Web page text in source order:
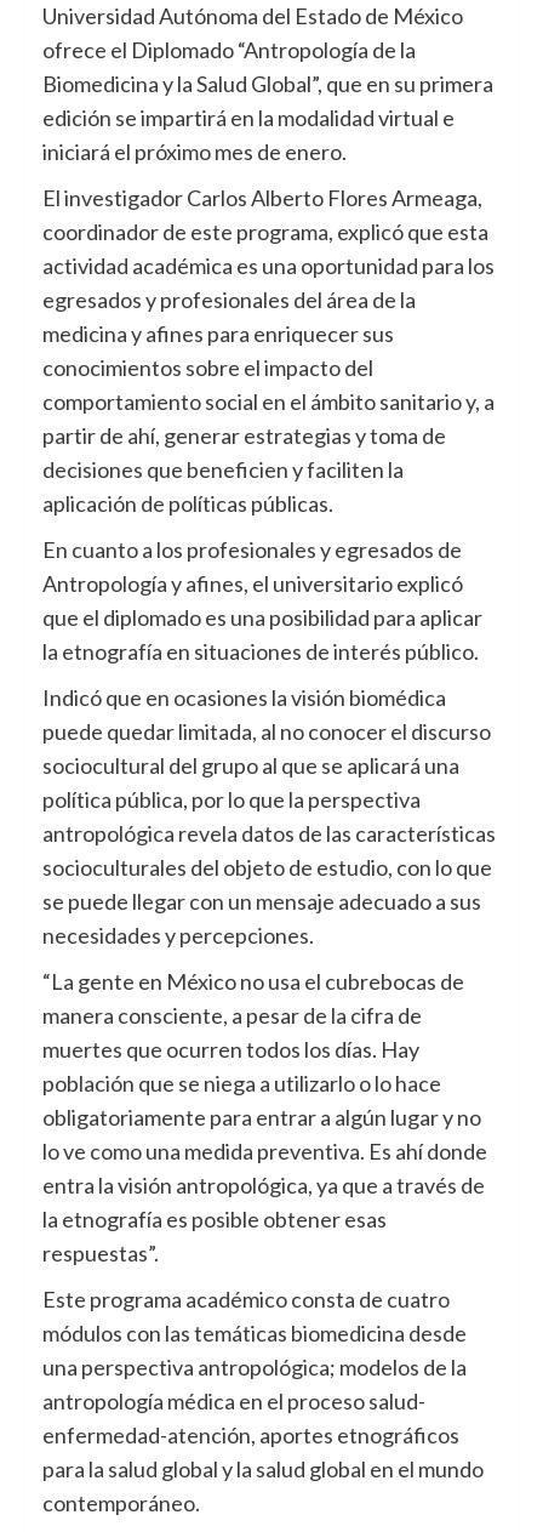
Universidad Autónoma del Estado de México
ofrece el Diplomado “Antropología de la
Biomedicina y la Salud Global”, que en su primera
edición se impartirá en la modalidad virtual e
iniciará el próximo mes de enero.
El investigador Carlos Alberto Flores Armeaga,
coordinador de este programa, explicó que esta
actividad académica es una oportunidad para los
egresados y profesionales del área de la
medicina y afines para enriquecer sus
conocimientos sobre el impacto del
comportamiento social en el ámbito sanitario y, a
partir de ahí, generar estrategias y toma de
decisiones que beneficien y faciliten la
aplicación de políticas públicas.
En cuanto a los profesionales y egresados de
Antropología y afines, el universitario explicó
que el diplomado es una posibilidad para aplicar
la etnografía en situaciones de interés público.
Indicó que en ocasiones la visión biomédica
puede quedar limitada, al no conocer el discurso
sociocultural del grupo al que se aplicará una
política pública, por lo que la perspectiva
antropológica revela datos de las características
socioculturales del objeto de estudio, con lo que
se puede llegar con un mensaje adecuado a sus
necesidades y percepciones.
“La gente en México no usa el cubrebocas de
manera consciente, a pesar de la cifra de
muertes que ocurren todos los días. Hay
población que se niega a utilizarlo o lo hace
obligatoriamente para entrar a algún lugar y no
lo ve como una medida preventiva. Es ahí donde
entra la visión antropológica, ya que a través de
la etnografía es posible obtener esas
respuestas”.
Este programa académico consta de cuatro
módulos con las temáticas biomedicina desde
una perspectiva antropológica; modelos de la
antropología médica en el proceso salud-
enfermedad-atención, aportes etnográficos
para la salud global y la salud global en el mundo
contemporáneo.